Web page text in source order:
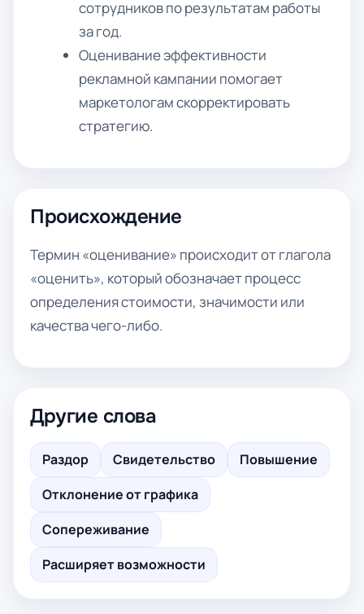
сотрудников по результатам работы
за год.
Оценивание эффективности
рекламной кампании помогает
маркетологам скорректировать
стратегию.
Происхождение
Термин «оценивание» происходит от глагола
«оценить», который обозначает процесс
определения стоимости, значимости или
качества чего-либо.
Другие слова
Раздор Свидетельство
Повышение
Отклонение от графика
Сопереживание
Расширяет возможности